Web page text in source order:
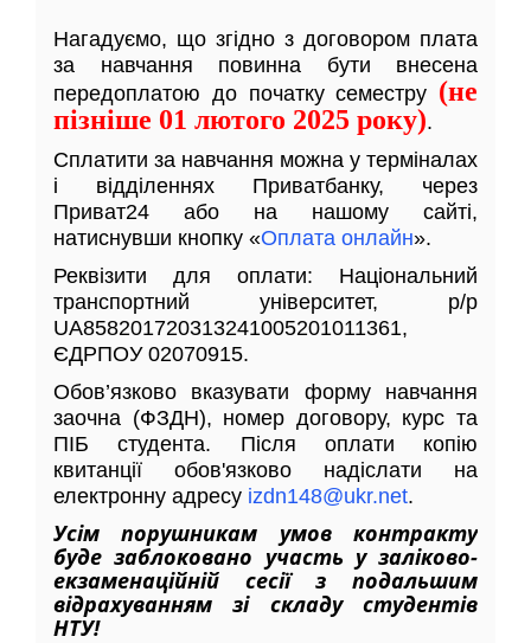
Нагадуємо, що згідно з договором плата
за навчання повинна бути внесена
передоплатою до початку семестру (не
пізніше 01 лютого 2025 року).
Сплатити за навчання можна у терміналах
і відділеннях Приватбанку, через
Приват24 або на нашому сайті,
натиснувши кнопку «Оплата онлайн».
Реквізити для оплати: Національний
транспортний університет, р/р
UA858201720313241005201011361,
ЄДРПОУ 02070915.
Обов’язково вказувати форму навчання
заочна (ФЗДН), номер договору, курс та
ПІБ студента. Після оплати копію
квитанції обов'язково надіслати на
електронну адресу izdn148@ukr.net.
Усім порушникам умов контракту
буде заблоковано участь у заліково-
екзаменаційній сесії з подальшим
відрахуванням зі складу студентів
НТУ!